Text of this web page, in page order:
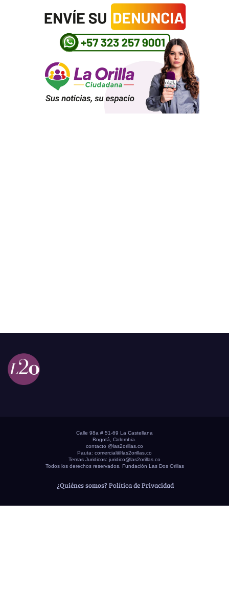
Calle 98a # 51-69 La Castellana
Bogotá, Colombia.
contacto @las2orillas.co
Pauta: comercial@las2orillas.co
Temas Juridicos: juridico@las2orillas.co
Todos los derechos reservados. Fundación Las Dos Orillas
¿Quiénes somos? Política de Privacidad